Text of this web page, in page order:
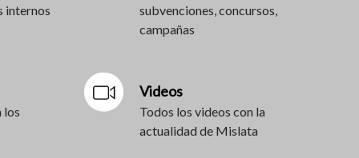
internos
subvenciones, concursos,
campañas
los
Videos
Todos los videos con la
actualidad de Mislata